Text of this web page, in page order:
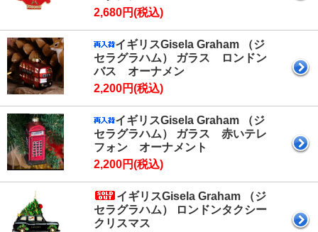
2,680円(税込)
イギリスGisela Graham （ジ
セラグラハム） ガラス ロンドン
バス オーナメン
2,200円(税込)
イギリスGisela Graham （ジ
セラグラハム） ガラス 赤いテレ
フォン オーナメント
2,200円(税込)
イギリスGisela Graham （ジ
セラグラハム） ロンドンタクシー
クリスマス